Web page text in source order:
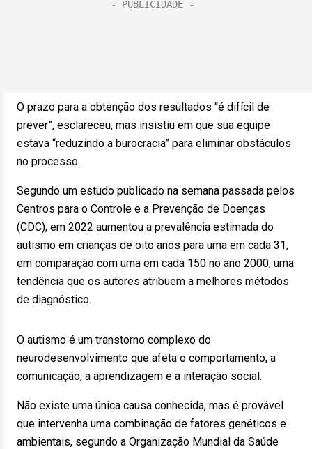
O prazo para a obtenção dos resultados “é difícil de
prever”, esclareceu, mas insistiu em que sua equipe
estava “reduzindo a burocracia” para eliminar obstáculos
no processo.
Segundo um estudo publicado na semana passada pelos
Centros para o Controle e a Prevenção de Doenças
(CDC), em 2022 aumentou a prevalência estimada do
autismo em crianças de oito anos para uma em cada 31,
em comparação com uma em cada 150 no ano 2000, uma
tendência que os autores atribuem a melhores métodos
de diagnóstico.
O autismo é um transtorno complexo do
neurodesenvolvimento que afeta o comportamento, a
comunicação, a aprendizagem e a interação social.
Não existe uma única causa conhecida, mas é provável
que intervenha uma combinação de fatores genéticos e
ambientais, segundo a Organização Mundial da Saúde